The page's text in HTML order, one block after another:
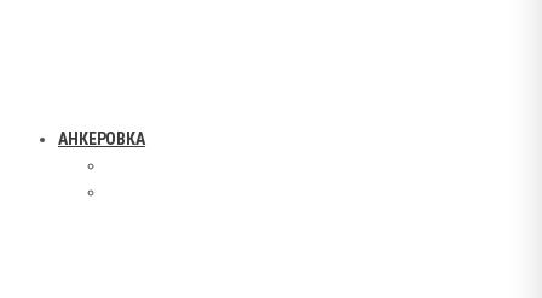
АНКЕРОВКА